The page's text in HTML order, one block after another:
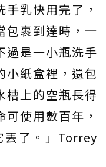
乳快用完了，
包裹到達時，一
過是一小瓶洗手
小紙盒裡，還包
槽上的空瓶長得
使用數百年，
丟了。」Torrey